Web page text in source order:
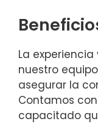
La
nuestro
asegurar la
Contamos
capacitado